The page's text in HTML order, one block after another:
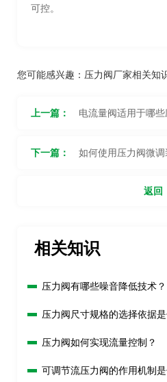
可控。
您可能感兴趣： 压力阀厂家相关知
上一篇： 电流量阀适用于哪些
下一篇： 如何使用压力阀微调
返回
相关知识
压力阀有哪些噪音降低技术？
压力阀尺寸规格的选择依据是
压力阀如何实现流量控制？
可调节流压力阀的作用机制是